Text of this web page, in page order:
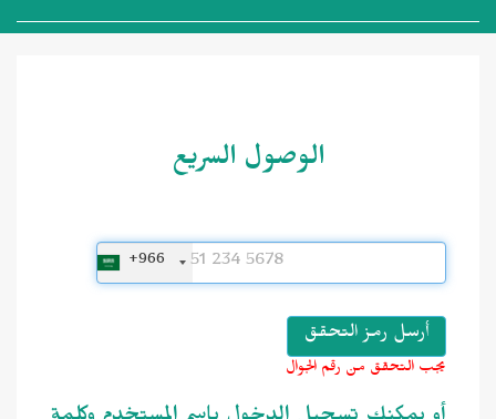
الوصول السريع
+966
يجب التحقق من رقم الجوال